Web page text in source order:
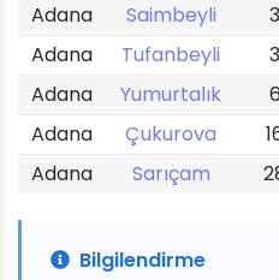
Adana
Saimbeyli
Adana
Tufanbeyli
Adana
Yumurtalık
Adana
Çukurova
Adana
Sarıçam
Bilgilendirme